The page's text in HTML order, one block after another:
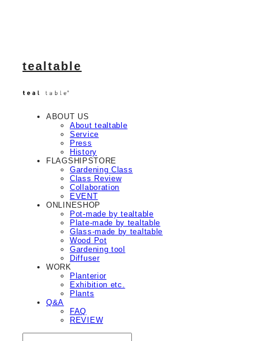
tealtable
ABOUT US
About tealtable
Service
Press
History
FLAGSHIPSTORE
Gardening Class
Class Review
Collaboration
EVENT
ONLINESHOP
Pot-made by tealtable
Plate-made by tealtable
Glass-made by tealtable
Wood Pot
Gardening tool
Diffuser
WORK
Planterior
Exhibition etc.
Plants
Q&A
FAQ
REVIEW